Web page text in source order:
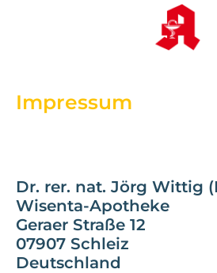
Impressum
Dr. rer. nat. Jörg Wittig
Wisenta-Apotheke
Geraer Straße 12
07907 Schleiz
Deutschland